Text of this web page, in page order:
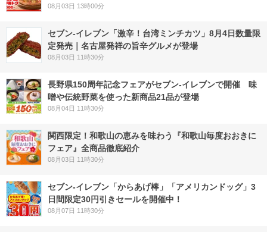
08月03日 13時00分
セブン-イレブン「激辛！台湾ミンチカツ」8月4日数量限
定発売｜名古屋発祥の旨辛グルメが登場
08月03日 11時30分
長野県150周年記念フェアがセブン-イレブンで開催 味
噌や伝統野菜を使った新商品21品が登場
08月04日 11時30分
関西限定！和歌山の恵みを味わう『和歌山毎度おおきに
フェア』全商品徹底紹介
08月03日 11時30分
セブン‐イレブン「からあげ棒」「アメリカンドッグ」3
日間限定30円引きセールを開催中！
08月07日 11時30分